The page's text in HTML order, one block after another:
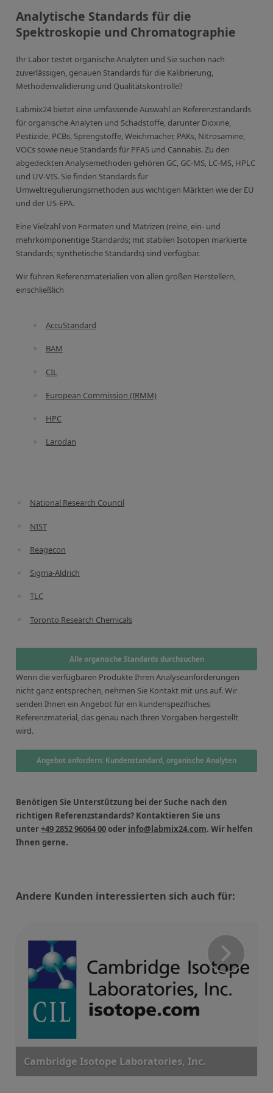
Laborvergleichsuntersuchungen (LVU/PT)
Sonstige Standards
Übersicht: Kundenspezifische Standards
Anorganische wässrige Kundenmischungen
Organische Analyten | Rückstandsanalytik
Elementstandards in Öl
Kundenspezifische Polymerstandards
RFA-Monitorproben aus Silikatglas
FAQ
Karriere bei Labmix24
Kontaktieren Sie uns
Analytische Standards für die
Spektroskopie und Chromatographie
Ihr Labor testet organische Analyten und Sie suchen nach
zuverlässigen, genauen Standards für die Kalibrierung,
Methodenvalidierung und Qualitätskontrolle?
Labmix24 bietet eine umfassende Auswahl an Referenzstandards
für organische Analyten und Schadstoffe, darunter Dioxine,
Pestizide, PCBs, Sprengstoffe, Weichmacher, PAKs, Nitrosamine,
VOCs sowie neue Standards für PFAS und Cannabis. Zu den
abgedeckten Analysemethoden gehören GC, GC-MS, LC-MS, HPLC
und UV-VIS. Sie finden Standards für
Umweltregulierungsmethoden aus wichtigen Märkten wie der EU
und der US-EPA.
Eine Vielzahl von Formaten und Matrizen (reine, ein- und
mehrkomponentige Standards; mit stabilen Isotopen markierte
Standards; synthetische Standards) sind verfügbar.
Wir führen Referenzmaterialien von allen großen Herstellern,
einschließlich
AccuStandard
BAM
CIL
European Commission (IRMM)
HPC
Larodan
National Research Council
NIST
Reagecon
Sigma-Aldrich
TLC
Toronto Research Chemicals
Alle organische Standards durchsuchen
Wenn die verfügbaren Produkte Ihren Analyseanforderungen
nicht ganz entsprechen, nehmen Sie Kontakt mit uns auf. Wir
senden Ihnen ein Angebot für ein kundenspezifisches
Referenzmaterial, das genau nach Ihren Vorgaben hergestellt
wird.
Angebot anfordern: Kundenstandard, organische Analyten
Benötigen Sie Unterstützung bei der Suche nach den
richtigen Referenzstandards? Kontaktieren Sie uns
unter+49 2852 96064 00oder info@labmix24.com. Wir helfen
Ihnen gerne.
Andere Kunden interessierten sich auch für:
Cambridge Isotope Laboratories, Inc.